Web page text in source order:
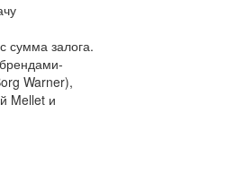
сумма залога.
Warner),
Mellet и